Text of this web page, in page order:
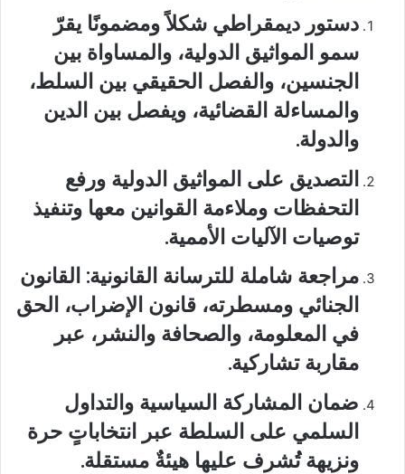
دستور ديمقراطي شكلاً ومضمونًا يقرّ
سمو المواثيق الدولية، والمساواة بين
الجنسين، والفصل الحقيقي بين السلط،
والمساءلة القضائية، ويفصل بين الدين
والدولة.
التصديق على المواثيق الدولية ورفع
التحفظات وملاءمة القوانين معها وتنفيذ
توصيات الآليات الأممية.
مراجعة شاملة للترسانة القانونية: القانون
الجنائي ومسطرته، قانون الإضراب، الحق
في المعلومة، والصحافة والنشر، عبر
مقاربة تشاركية.
ضمان المشاركة السياسية والتداول
السلمي على السلطة عبر انتخاباتٍ حرة
ونزيهة تُشرف عليها هيئةٌ مستقلة.